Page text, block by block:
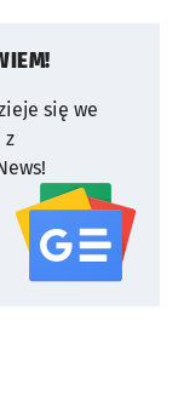
się we
z
serwisu